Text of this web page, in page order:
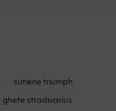
sutiene triumph
ghete stradivarius